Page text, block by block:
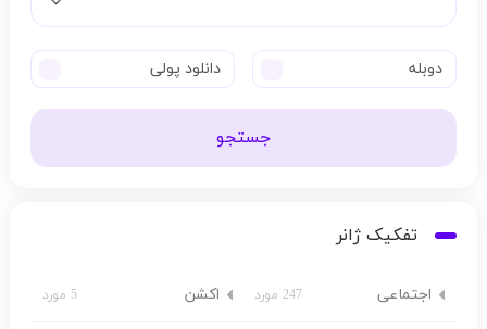
دوبله دانلود پولی
جستجو
تفکیک ژانر
اجتماعی 247 مورد اکشن 5 مورد